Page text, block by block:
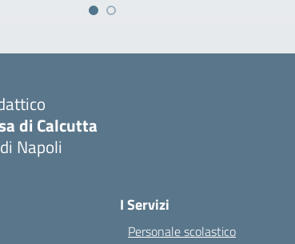
di Calcutta
Napoli
I Servizi
Personale scolastico